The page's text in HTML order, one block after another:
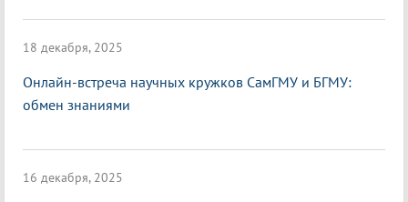
18 декабря, 2025
Онлайн-встреча научных кружков СамГМУ и БГМУ:
обмен знаниями
16 декабря, 2025